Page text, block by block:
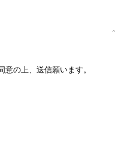
意の上、送信願います。